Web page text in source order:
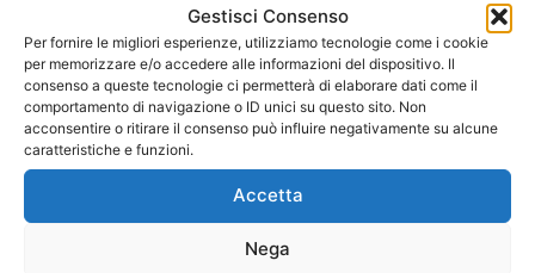
Gestisci Consenso
Per fornire le migliori esperienze, utilizziamo tecnologie come i cookie
per memorizzare e/o accedere alle informazioni del dispositivo. Il
consenso a queste tecnologie ci permetterà di elaborare dati come il
comportamento di navigazione o ID unici su questo sito. Non
acconsentire o ritirare il consenso può influire negativamente su alcune
caratteristiche e funzioni.
Accetta
Nega
Instagram o Facebook: dove conviene investire per un’azienda locale Perché un buon logo non basta per fare branding